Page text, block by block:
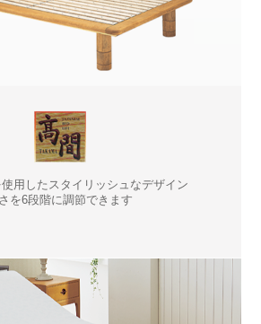
用したスタイリッシュなデザイン
を6段階に調節できます